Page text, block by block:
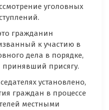
уголовных
гражданин
к участию в
дела в порядке,
принявший присягу.
установлено,
граждан в процессе
местными